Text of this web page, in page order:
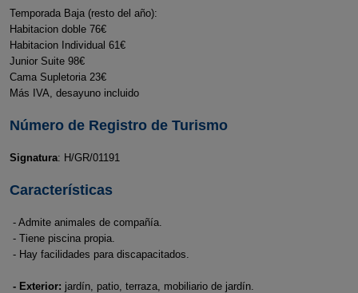
Temporada Baja (resto del año):
Habitacion doble 76€
Habitacion Individual 61€
Junior Suite 98€
Cama Supletoria 23€
Más IVA, desayuno incluido
Número de Registro de Turismo
Signatura: H/GR/01191
Características
- Admite animales de compañía.
- Tiene piscina propia.
- Hay facilidades para discapacitados.
- Exterior: jardín, patio, terraza, mobiliario de jardín.